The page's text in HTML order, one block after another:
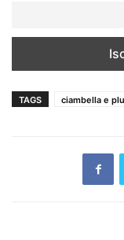
TAGS ciambella e